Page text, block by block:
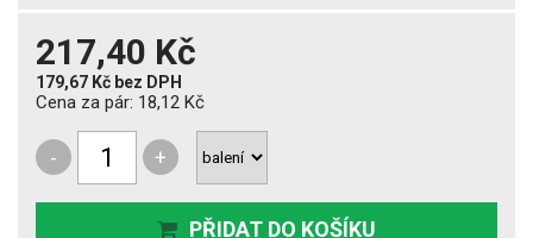
217,40 Kč
179,67 Kč bez DPH
Cena za pár: 18,12 Kč
- +
PŘIDAT DO KOŠÍKU